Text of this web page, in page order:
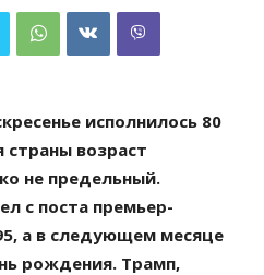
исполнилось 80
возраст
не предельный.
с поста премьер-
а в следующем месяце
рождения. Трамп,